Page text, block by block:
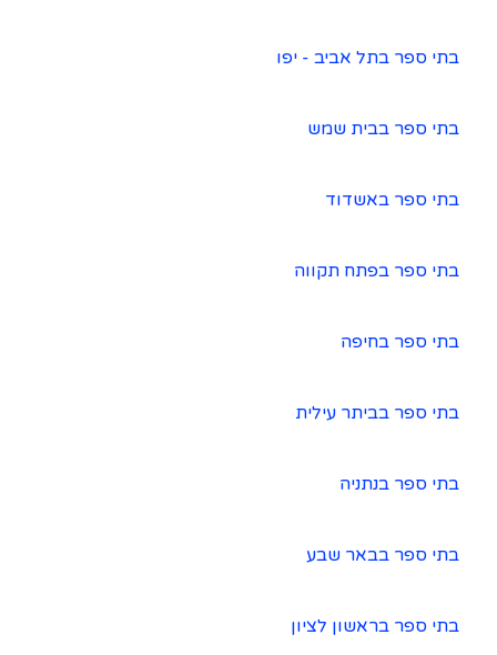
בתי ספר בתל אביב - יפו
בתי ספר בבית שמש
בתי ספר באשדוד
בתי ספר בפתח תקווה
בתי ספר בחיפה
בתי ספר בביתר עילית
בתי ספר בנתניה
בתי ספר בבאר שבע
בתי ספר בראשון לציון